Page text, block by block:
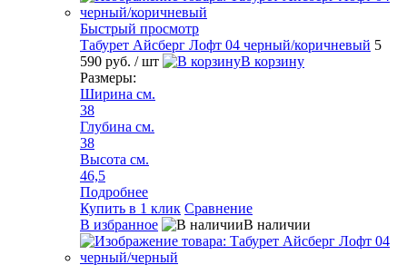
Быстрый просмотр
Табурет Айсберг Лофт 04 черный/коричневый 5
590 руб. / шт
В корзину
Размеры:
Ширина см.
38
Глубина см.
38
Высота см.
46,5
Подробнее
Купить в 1 клик Сравнение
В избранное
В наличии